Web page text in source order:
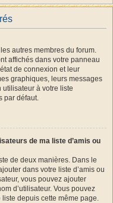
autres membres du forum.
affichés dans votre panneau
de connexion et leur
graphiques, leurs messages
utilisateur à votre liste
par défaut.
de ma liste d’amis ou
de deux manières. Dans le
dans votre liste d’amis ou
vous pouvez ajouter
d’utilisateur. Vous pouvez
depuis cette même page.